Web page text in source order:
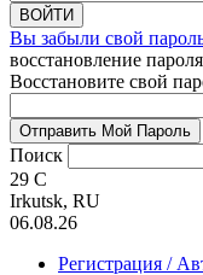
Вы забыли свой
восстановление пароля
Восстановите свой
Поиск
29 C
Irkutsk, RU
06.08.26
Регистрация /